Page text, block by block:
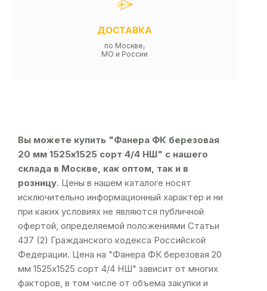
ДОСТАВКА
по Москве,
МО и России
Вы можете купить "Фанера ФК березовая
20 мм 1525х1525 сорт 4/4 НШ" с нашего
склада в Москве, как оптом, так и в
розницу. Цены в нашем каталоге носят
исключительно информационный характер и ни
при каких условиях не являются публичной
офертой, определяемой положениями Статьи
437 (2) Гражданского кодекса Российской
Федерации. Цена на "Фанера ФК березовая 20
мм 1525х1525 сорт 4/4 НШ" зависит от многих
факторов, в том числе от объема закупки и